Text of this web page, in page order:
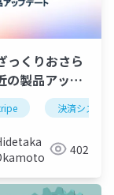
power automate
くりおさら
の製品アップ
決済システム
402